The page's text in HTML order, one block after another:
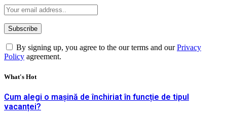
By signing up, you agree to the our terms and ourPrivacy
Policy agreement.
What's Hot
Cum alegi o mașină de închiriat în funcție de tipul
vacanței?